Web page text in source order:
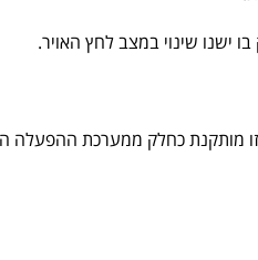
ישנו שינוי במצב לחץ האויר.
מותקנת כחלק ממערכת ההפעלה